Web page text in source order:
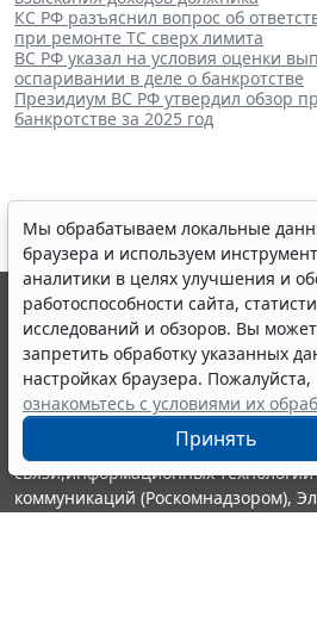
КС РФ разъяснил вопрос об
при ремонте ТС сверх лимита
ВС РФ указал на условия оценки
оспаривании в деле о банкротстве
Президиум ВС РФ утвердил обзор
банкротстве за 2025 год
Мы обрабатываем локальные
браузера и используем
аналитики в целях улучшения и
работоспособности сайта,
исследований и обзоров. Вы
запретить обработку указанных
настройках браузера. Пожалуйста,
ознакомьтесь с условиями их
Принять
© ООО "НПП "ГАРАНТ-СЕРВИС",
выпускается с 1990 года.
являются участниками
информации ГАРАНТ.
Портал ГАРАНТ.РУ зарегистрирован
издания Федеральной службой по
связи,информационных
коммуникаций (Роскомнадзором),